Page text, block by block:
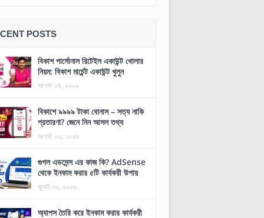
POSTS
বিকাশ পার্সোনাল রিটেইল একাউন্ট খোলার
নিয়ম: বিকাশ মার্চেন্ট একাউন্ট খুলুন
আগস্ট ০৪, ২০২৬
বিকাশে ৯৯৯৯ টাকা বোনাস – সত্য নাকি
প্রতারণা? জেনে নিন আসল তথ্য
আগস্ট ০২, ২০২৬
গুগল এডসেন্স এর কাজ কি? AdSense
থেকে ইনকাম করার ৫টি কার্যকরী উপায়
জুলাই ৩০, ২০২৬
অ্যাপস তৈরি করে ইনকাম করার কার্যকরী